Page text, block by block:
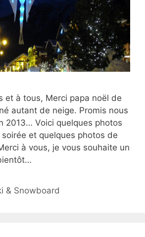
et à tous, Merci papa noël de
autant de neige. Promis nous
2013… Voici quelques photos
et quelques photos de
à vous, je vous souhaite un
& Snowboard